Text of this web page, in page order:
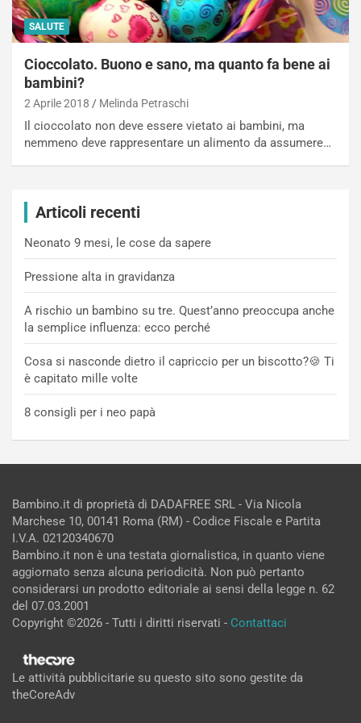
SALUTE
Cioccolato. Buono e sano, ma quanto fa bene ai
bambini?
2 Aprile 2018 Melinda Petraschi
Il cioccolato non deve essere vietato ai bambini, ma
nemmeno deve rappresentare un alimento da assumere…
Articoli recenti
Neonato 9 mesi, le cose da sapere
Pressione alta in gravidanza
A rischio un bambino su tre. Quest’anno preoccupa anche
la semplice influenza: ecco perché
Cosa si nasconde dietro il capriccio per un biscotto?🍪 Ti
è capitato mille volte
8 consigli per i neo papà
Bambino.it di proprietà di DADAFREE SRL - Via Nicola
Marchese 10, 00141 Roma (RM) - Codice Fiscale e Partita
I.V.A. 02120340670
Bambino.it non è una testata giornalistica, in quanto viene
aggiornato senza alcuna periodicità. Non può pertanto
considerarsi un prodotto editoriale ai sensi della legge n. 62
del 07.03.2001
Copyright ©2026 - Tutti i diritti riservati - Contattaci
Le attività pubblicitarie su questo sito sono gestite da
theCoreAdv